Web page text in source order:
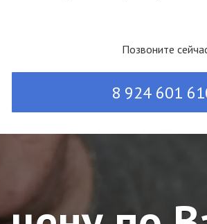
Позвоните
8 924 601